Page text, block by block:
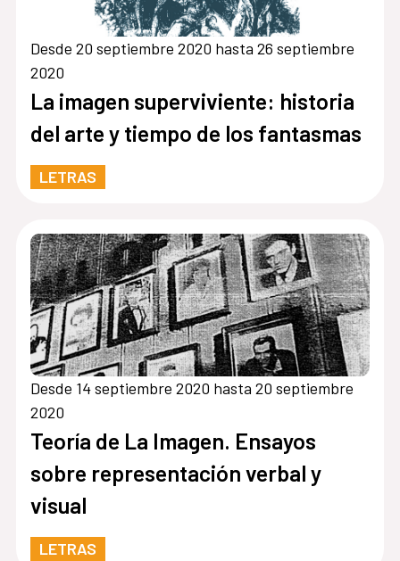
Desde 20 septiembre 2020 hasta 26 septiembre
2020
La imagen superviviente: historia
del arte y tiempo de los fantasmas
LETRAS
Desde 14 septiembre 2020 hasta 20 septiembre
2020
Teoría de La Imagen. Ensayos
sobre representación verbal y
visual
LETRAS